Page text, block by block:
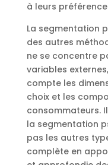
à leurs
La segmentation
des autres
ne se concentre
variables
compte les
choix et les
consommateurs.
la segmentation
pas les autres
complète en